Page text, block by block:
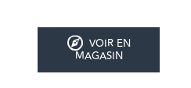
VOIR EN
MAGASIN